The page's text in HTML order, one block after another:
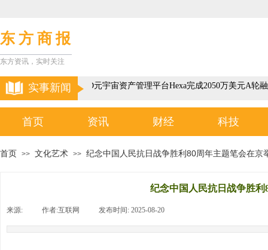
以色列3D元宇宙资产管理平台Hexa完成2050万美元A轮融
东 方 商 报
实事新闻
东方资讯，实时关注
首页 资讯 财经 科技
首页 >> 文化艺术 >> 纪念中国人民抗日战争胜利80周年主题笔会在京
纪念中国人民抗日战争胜
来源: 作者:互联网 发布时间: 2025-08-20